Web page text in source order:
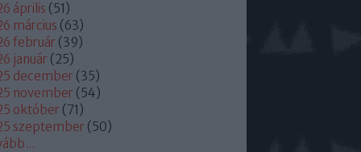
április (51)
március (63)
február (39)
január (25)
december (35)
november (54)
október (71)
szeptember (50)
...